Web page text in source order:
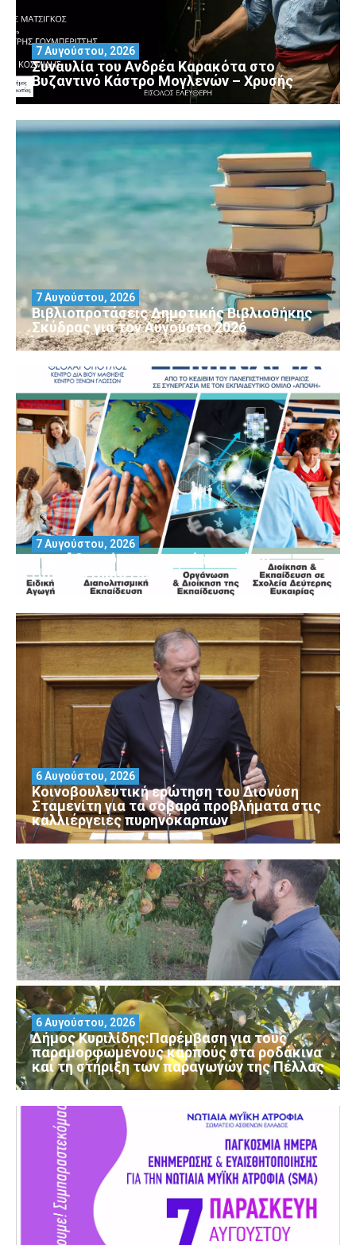
Συναυλία του Ανδρέα Καρακότα στο
Βυζαντινό Κάστρο Μογλενών – Χρυσής
7 Αυγούστου, 2026
Βιβλιοπροτάσεις Δημοτικής Βιβλιοθήκης
Σκύδρας για τον Αύγούστο 2026
7 Αυγούστου, 2026
Μοριοδοτούμενα Σεμινάρια από το
Πανεπιστήμιο Πειραιά
7 Αυγούστου, 2026
Κοινοβουλευτική ερώτηση του Διονύση
Σταμενίτη για τα σοβαρά προβλήματα στις
καλλιέργειες πυρηνόκαρπων
6 Αυγούστου, 2026
Δήμος Κυριλίδης:Παρέμβαση για τους
παραμορφωμένους καρπούς στα ροδάκινα
και τη στήριξη των παραγωγών της Πέλλας
6 Αυγούστου, 2026